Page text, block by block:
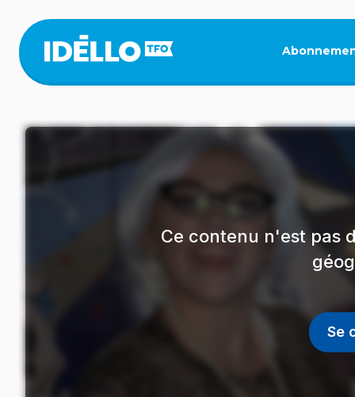
contenu
principal
Ce contenu n'est pas
Se